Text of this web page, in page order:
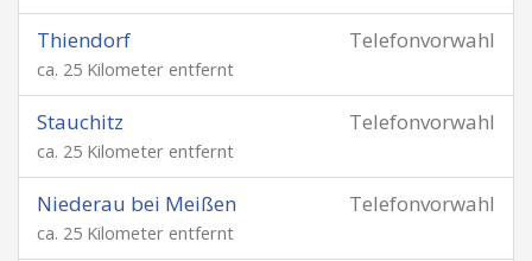
Telefonvorwahl
Thiendorf
ca. 25 Kilometer entfernt
Telefonvorwahl
Stauchitz
ca. 25 Kilometer entfernt
Telefonvorwahl
Niederau bei Meißen
ca. 25 Kilometer entfernt